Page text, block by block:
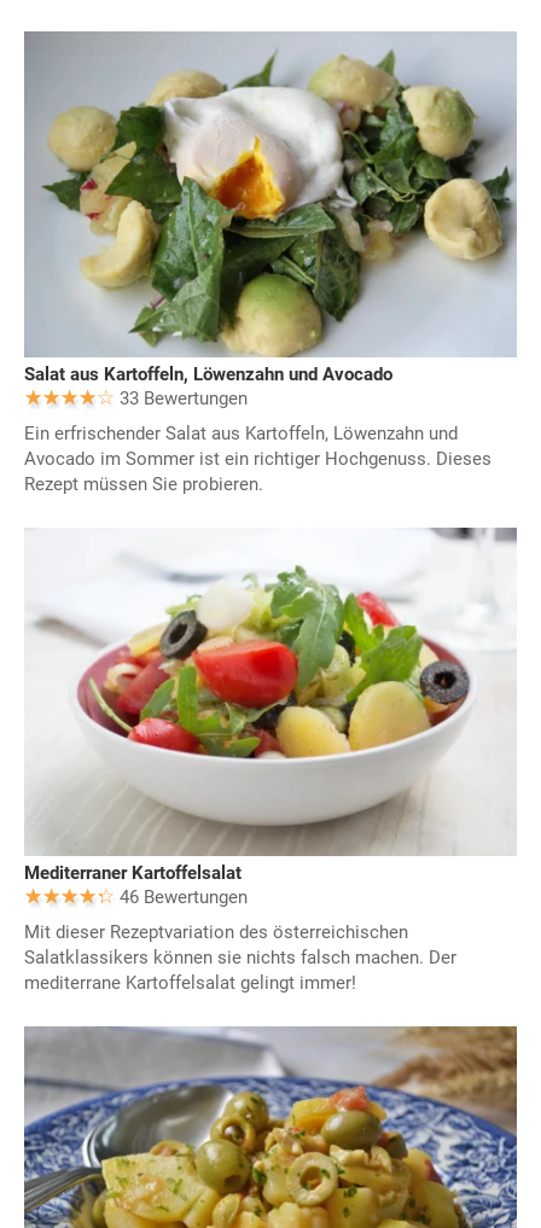
Salat aus Kartoffeln, Löwenzahn und Avocado
33 Bewertungen
Ein erfrischender Salat aus Kartoffeln, Löwenzahn und
Avocado im Sommer ist ein richtiger Hochgenuss. Dieses
Rezept müssen Sie probieren.
Mediterraner Kartoffelsalat
46 Bewertungen
Mit dieser Rezeptvariation des österreichischen
Salatklassikers können sie nichts falsch machen. Der
mediterrane Kartoffelsalat gelingt immer!